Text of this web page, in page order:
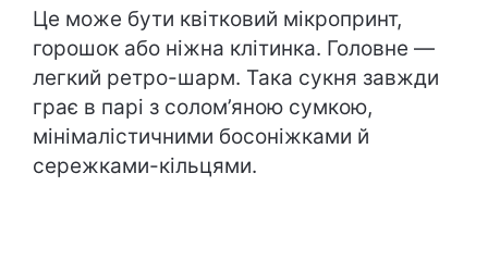
Це може бути квітковий мікропринт,
горошок або ніжна клітинка. Головне —
легкий ретро-шарм. Така сукня завжди
грає в парі з солом’яною сумкою,
мінімалістичними босоніжками й
сережками-кільцями.